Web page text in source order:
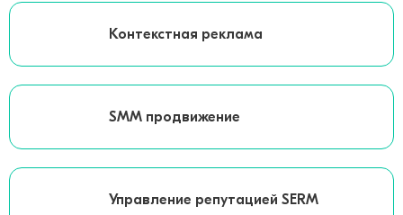
Контекстная реклама
SMM продвижение
Управление репутацией SERM